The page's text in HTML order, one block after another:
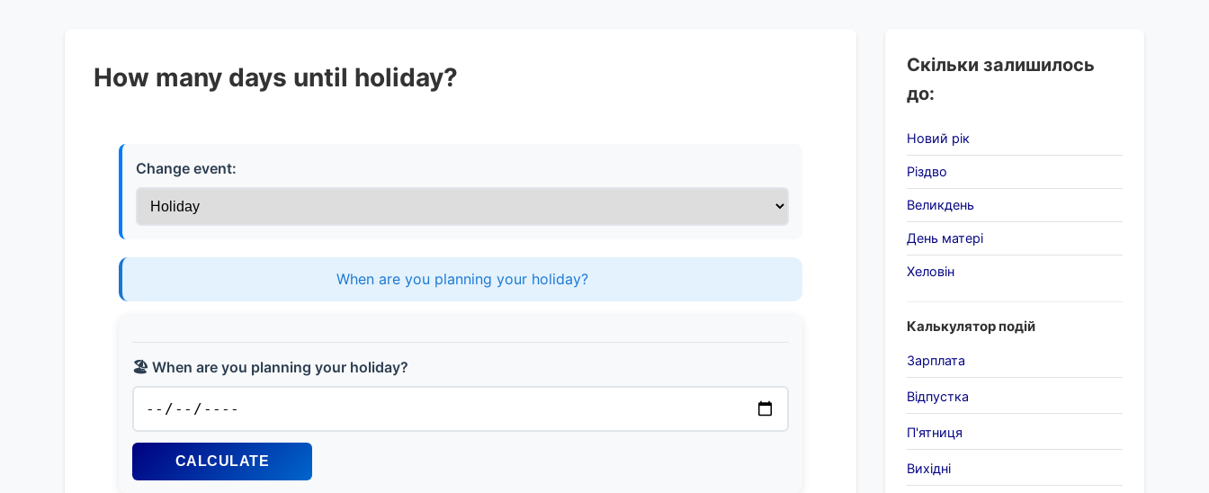
How many days until holiday?
Change event:
When are you planning your holiday?
🏖️ When are you planning your holiday?
CALCULATE
Скільки залишилось
до:
Новий рік
Різдво
Великдень
День матері
Хеловін
Калькулятор подій
Зарплата
Відпустка
П'ятниця
Вихідні